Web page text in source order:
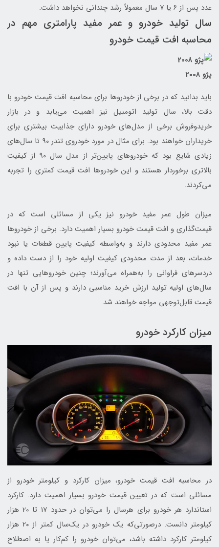
عدد پس از ۶ یا ۷ سال معمولاً رشد چندانی نخواهد داشت.
سال تولید خودرو و عمر مفید پارامتری مهم در
محاسبه افت قیمت خودرو
پژو 2008
باید بدانید که در برخی از خودروها برای محاسبه افت قیمت خودرو با
دقت بالا، سال تولید اتومبیل نیز اهمیت می‌یابد و در بازار
خریدوفروش برخی از مدل‌های خودرو دارای جذابیت بیشتری برای
خریداران خواهند بود. برای مثال در مورد خودروی تندر ۹۰ تا سال‌های
زیادی شایع بود که خودروهای پایین‌تر از مدل سال ۹۰ از کیفیت
بالاتری برخوردار هستند و این خودروها افت قیمت کمتری را تجربه
می‌کردند.
میزان طول عمر مفید خودرو نیز یکی از مسائلی است که در
قیمت‌گذاری و افت قیمت خودرو بسیار اهمیت دارد. برخی از خودروها
عمر مفید محدودی دارند و به‌واسطه کیفیت پایین قطعات یا نبود
خدمات، بعد از مدت محدودی کیفیت اولیه خود را از دست داده و
دردسرهای فراوانی را به‌همراه می‌آورند؛ چنین خودروهایی تنها در
سال‌های اولیه تولید ارزش خرید مناسبی دارند و پس ‌از ‌آن با افت
قیمت قابل‌توجهی مواجه خواهند شد.
میزان کارکرد خودرو
در محاسبه افت قیمت خودرو، میزان کارکرد و کیلومتر خودرو از
مسائلی است که در تعیین قیمت خودرو بسیار اهمیت دارد. کارکرد
استاندارد هر خودرو برای هرسال را می‌توان در حدود 17 تا 20 هزار
کیلومتر دانست. درصورتی‌که یک خودرو در یک‌سال کمتر از ۲۰ هزار
کیلومتر کارکرد داشته باشد، می‌توان خودرو را کم‌کار یا به اصطلاح